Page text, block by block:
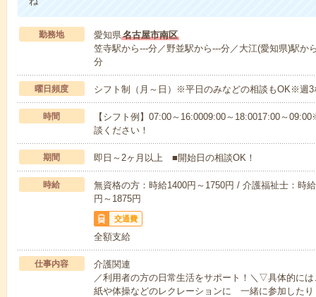
勤務地 愛知県名古屋市南区
笠寺駅から---分／野並駅から---分／大江(愛知県)駅か
分
曜日頻度 シフト制（月～日）※平日のみなどの相談もOK※週3
時間
【シフト例】07:00～16:0009:00～18:0017:00～
談ください！
期間 即日～2ヶ月以上 ■開始日の相談OK！
時給
無資格の方：時給1400円～1750円 / 介護福祉士：時
円～1875円
交通費
全額支給
仕事内容
介護関連
／利用者の方の日常生活をサポート！＼▽具体的に
紙や体操などのレクレーションに 一緒に参加した